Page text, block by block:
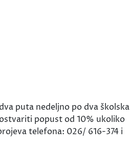
puta nedeljno po dva školska
popust od 10% ukoliko
telefona: 026/ 616-374 i